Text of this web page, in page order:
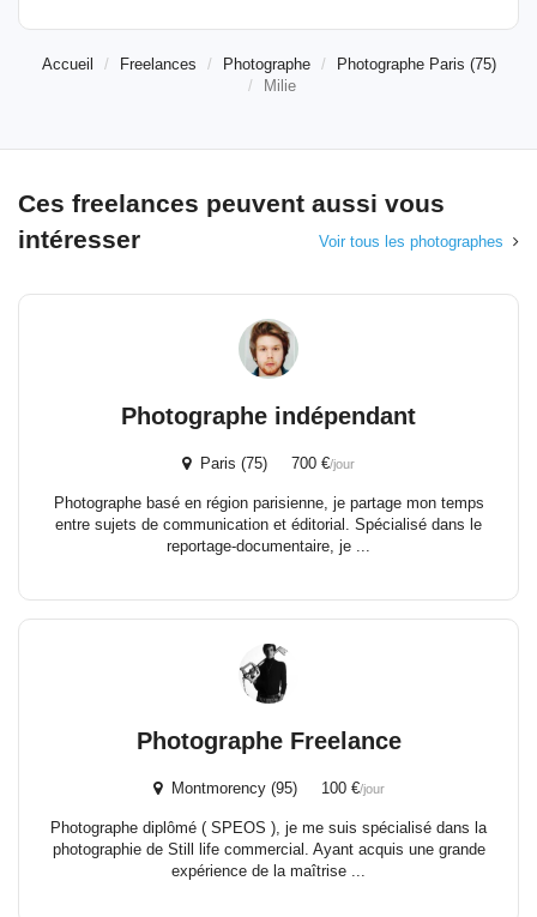
Accueil Freelances Photographe
Photographe Paris (75)
Milie
Ces freelances peuvent aussi vous
intéresser
Voir tous les photographes
Photographe indépendant
Paris (75) 700 €/jour
Photographe basé en région parisienne, je partage mon temps
entre sujets de communication et éditorial. Spécialisé dans le
reportage-documentaire, je ...
Photographe Freelance
Montmorency (95) 100 €/jour
Photographe diplômé ( SPEOS ), je me suis spécialisé dans la
photographie de Still life commercial. Ayant acquis une grande
expérience de la maîtrise ...